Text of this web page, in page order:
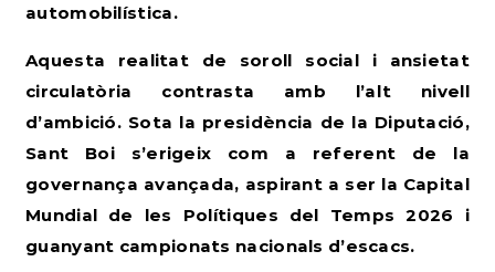
automobilística.
Aquesta realitat de soroll social i ansietat
circulatòria contrasta amb l’alt nivell
d’ambició. Sota la presidència de la Diputació,
Sant Boi s’erigeix com a referent de la
governança avançada, aspirant a ser la Capital
Mundial de les Polítiques del Temps 2026 i
guanyant campionats nacionals d’escacs.